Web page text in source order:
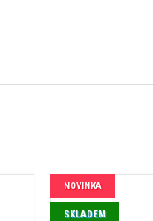
NOVINKA
SKLADEM